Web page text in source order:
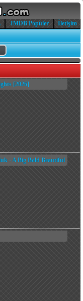
IMDB Popüler
İletişim
[2026]
- A Big Bold Beautiful